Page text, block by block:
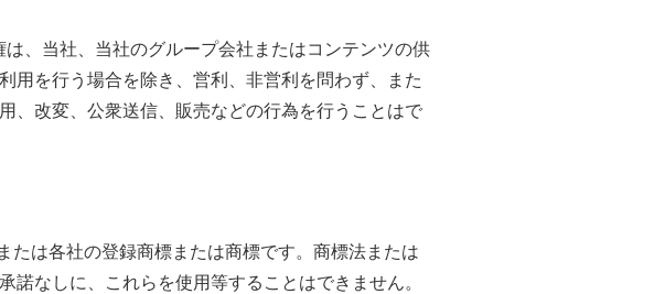
、当社、当社のグループ会社またはコンテンツの供
用を行う場合を除き、営利、非営利を問わず、また
、改変、公衆送信、販売などの行為を行うことはで
たは各社の登録商標または商標です。商標法または
なしに、これらを使用等することはできません。